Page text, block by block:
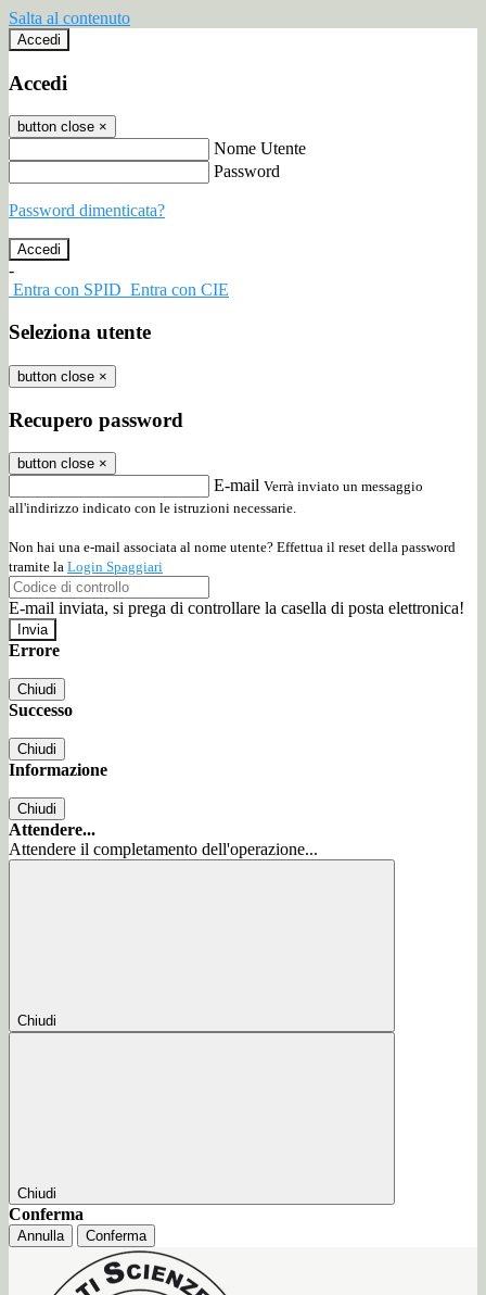
Salta al contenuto
Accedi
Accedi
button close ×
Nome Utente
Password
Password dimenticata?
-
Entra con SPID Entra con CIE
Seleziona utente
button close ×
Recupero password
button close ×
E-mail Verrà inviato un messaggio
all'indirizzo indicato con le istruzioni necessarie.
Non hai una e-mail associata al nome utente? Effettua il reset della password
tramite la Login Spaggiari
E-mail inviata, si prega di controllare la casella di posta elettronica!
Errore
Chiudi
Successo
Chiudi
Informazione
Chiudi
Attendere...
Attendere il completamento dell'operazione...
Chiudi
Chiudi
Conferma
Annulla Conferma